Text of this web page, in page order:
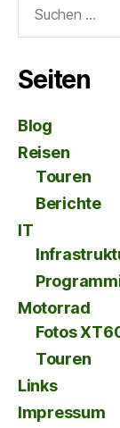
nach:
Seiten
Blog
Reisen
Touren
Berichte
IT
Motorrad
Fotos
Touren
Links
Impressum